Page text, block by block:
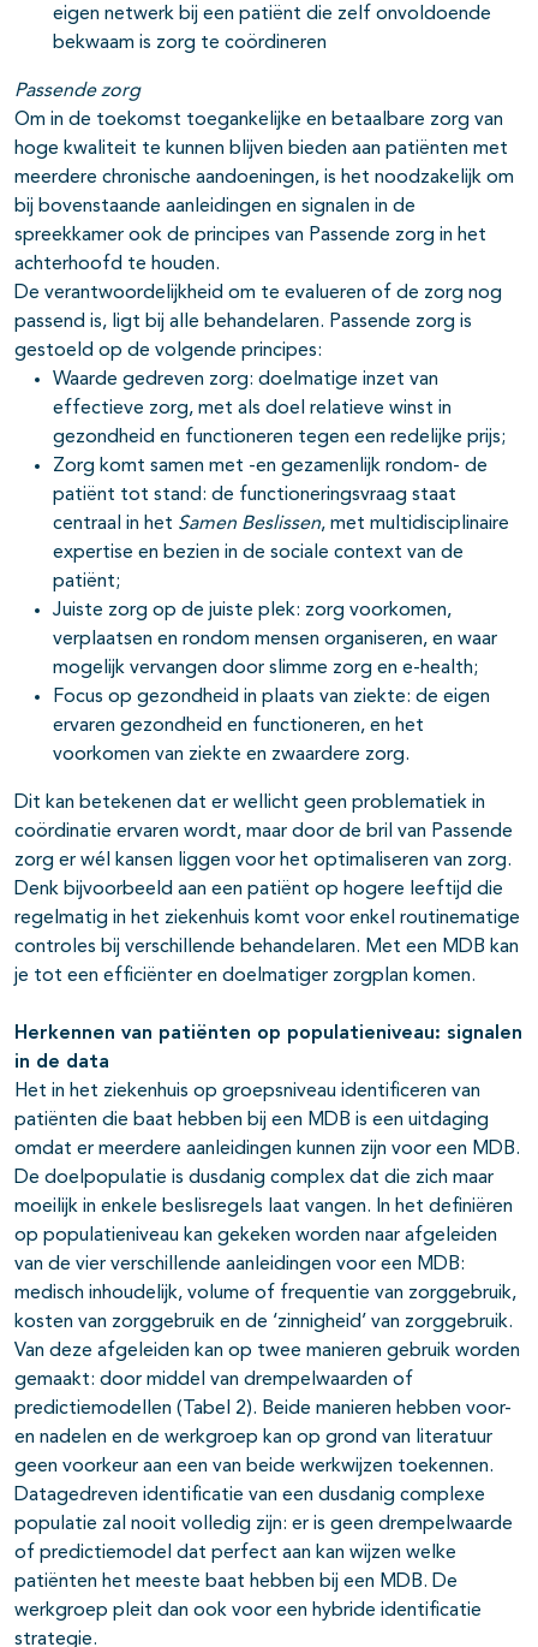
eigen netwerk bij een patiënt die zelf onvoldoende
bekwaam is zorg te coördineren
Passende zorg
Om in de toekomst toegankelijke en betaalbare zorg van
hoge kwaliteit te kunnen blijven bieden aan patiënten met
meerdere chronische aandoeningen, is het noodzakelijk om
bij bovenstaande aanleidingen en signalen in de
spreekkamer ook de principes van Passende zorg in het
achterhoofd te houden.
De verantwoordelijkheid om te evalueren of de zorg nog
passend is, ligt bij alle behandelaren. Passende zorg is
gestoeld op de volgende principes:
Waarde gedreven zorg: doelmatige inzet van
effectieve zorg, met als doel relatieve winst in
gezondheid en functioneren tegen een redelijke prijs;
Zorg komt samen met -en gezamenlijk rondom- de
patiënt tot stand: de functioneringsvraag staat
centraal in het Samen Beslissen, met multidisciplinaire
expertise en bezien in de sociale context van de
patiënt;
Juiste zorg op de juiste plek: zorg voorkomen,
verplaatsen en rondom mensen organiseren, en waar
mogelijk vervangen door slimme zorg en e-health;
Focus op gezondheid in plaats van ziekte: de eigen
ervaren gezondheid en functioneren, en het
voorkomen van ziekte en zwaardere zorg.
Dit kan betekenen dat er wellicht geen problematiek in
coördinatie ervaren wordt, maar door de bril van Passende
zorg er wél kansen liggen voor het optimaliseren van zorg.
Denk bijvoorbeeld aan een patiënt op hogere leeftijd die
regelmatig in het ziekenhuis komt voor enkel routinematige
controles bij verschillende behandelaren. Met een MDB kan
je tot een efficiënter en doelmatiger zorgplan komen.
Herkennen van patiënten op populatieniveau: signalen
in de data
Het in het ziekenhuis op groepsniveau identificeren van
patiënten die baat hebben bij een MDB is een uitdaging
omdat er meerdere aanleidingen kunnen zijn voor een MDB.
De doelpopulatie is dusdanig complex dat die zich maar
moeilijk in enkele beslisregels laat vangen. In het definiëren
op populatieniveau kan gekeken worden naar afgeleiden
van de vier verschillende aanleidingen voor een MDB:
medisch inhoudelijk, volume of frequentie van zorggebruik,
kosten van zorggebruik en de ‘zinnigheid’ van zorggebruik.
Van deze afgeleiden kan op twee manieren gebruik worden
gemaakt: door middel van drempelwaarden of
predictiemodellen (Tabel 2). Beide manieren hebben voor-
en nadelen en de werkgroep kan op grond van literatuur
geen voorkeur aan een van beide werkwijzen toekennen.
Datagedreven identificatie van een dusdanig complexe
populatie zal nooit volledig zijn: er is geen drempelwaarde
of predictiemodel dat perfect aan kan wijzen welke
patiënten het meeste baat hebben bij een MDB. De
werkgroep pleit dan ook voor een hybride identificatie
strategie.